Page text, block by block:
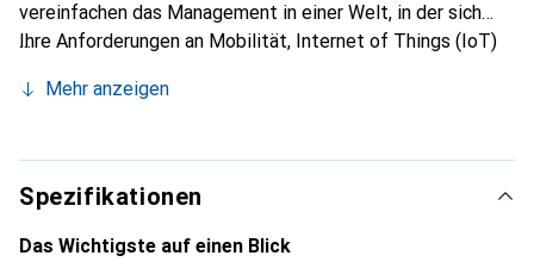
vereinfachen das Management in einer Welt, in der sich
Ihre Anforderungen an Mobilität, Internet of Things (IoT)
neuen Ära von Netzwerken. Das Netzwerk. Intuitiv.
Mehr anzeigen
Spezifikationen
Das Wichtigste auf einen Blick